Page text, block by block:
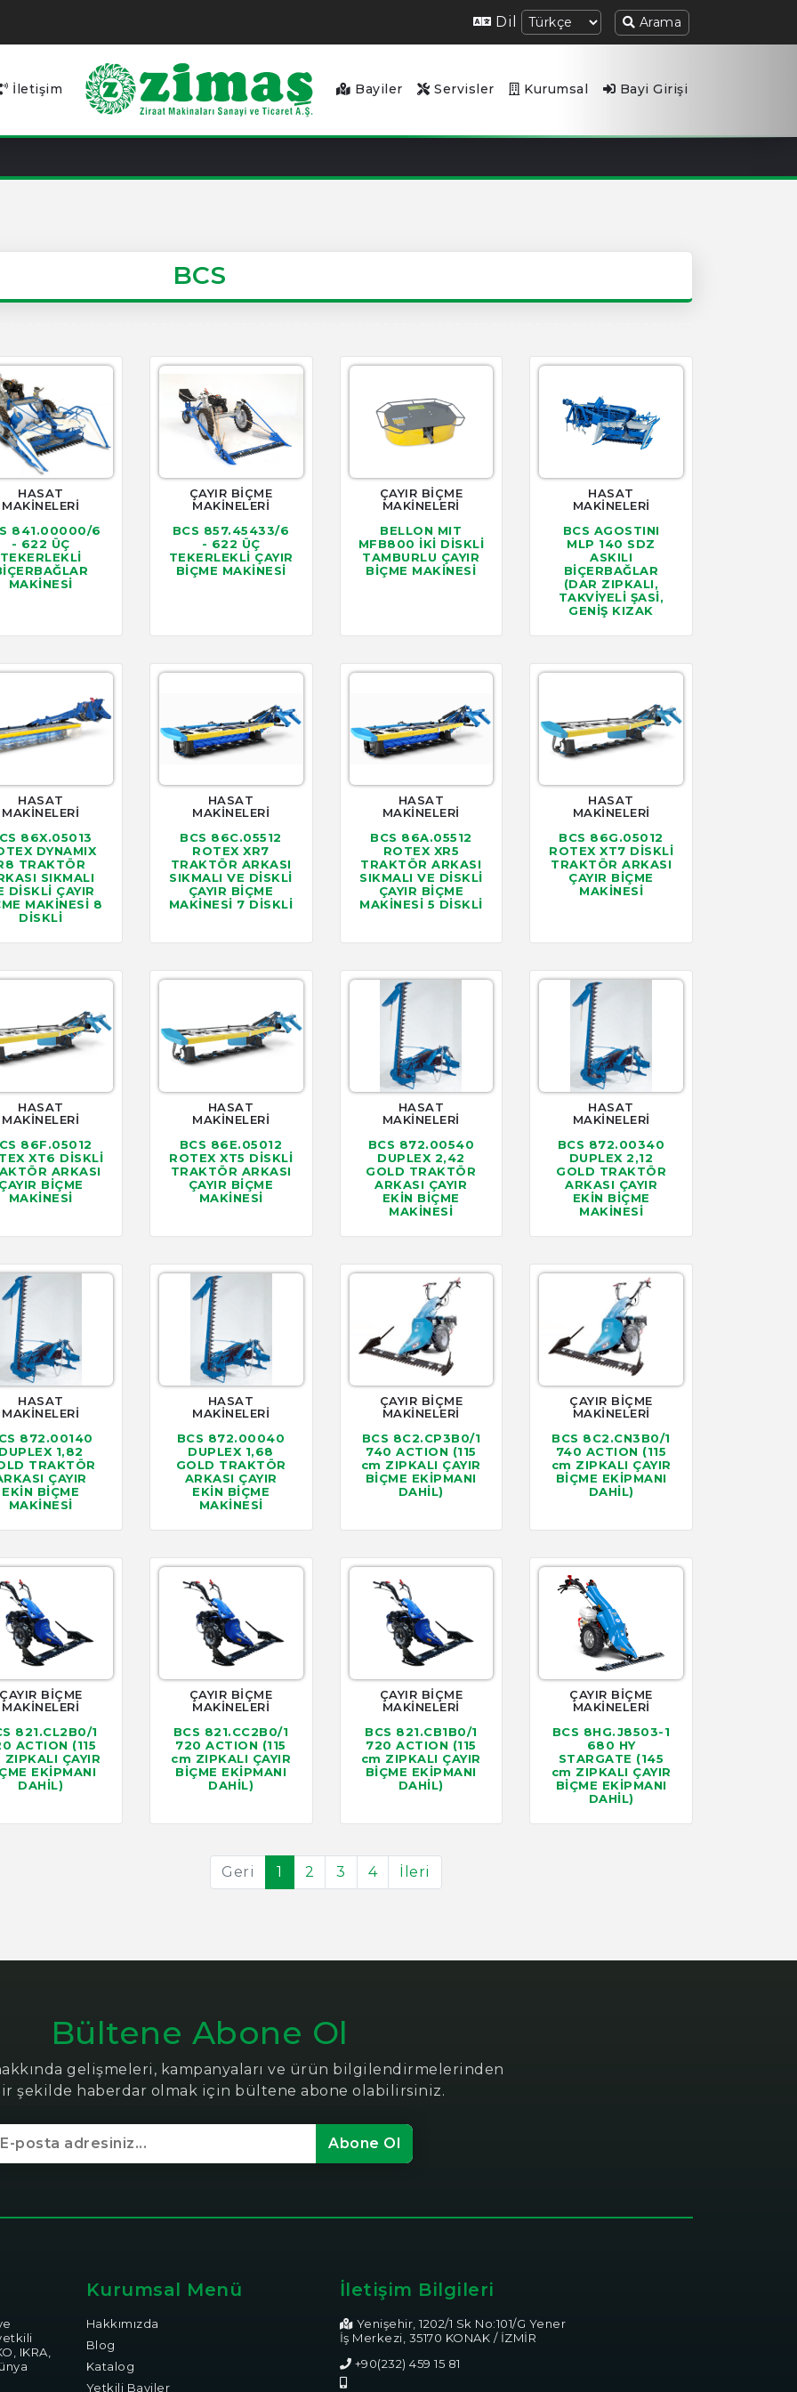
Dil Arama
İletişim Bayiler Servisler Kurumsal Bayi Girişi
BCS
HASAT
MAKİNELERİ
841.00000/6
- 622 ÜÇ
TEKERLEKLİ
MAKİNESİ
ÇAYIR BİÇME
MAKİNELERİ
BCS 857.45433/6
- 622 ÜÇ
TEKERLEKLİ ÇAYIR
BİÇME MAKİNESİ
ÇAYIR BİÇME
MAKİNELERİ
BELLON MIT
MFB800 İKİ DİSKLİ
TAMBURLU ÇAYIR
BİÇME MAKİNESİ
HASAT
MAKİNELERİ
BCS AGOSTINI
MLP 140 SDZ
ASKILI
BİÇERBAĞLAR
(DAR ZIPKALI,
TAKVİYELİ ŞASİ,
GENİŞ KIZAK
HASAT
MAKİNELERİ
86X.05013
DYNAMIX
TRAKTÖR
SIKMALI
DİSKLİ ÇAYIR
MAKİNESİ 8
DİSKLİ
HASAT
MAKİNELERİ
BCS 86C.05512
ROTEX XR7
TRAKTÖR ARKASI
SIKMALI VE DİSKLİ
ÇAYIR BİÇME
MAKİNESİ 7 DİSKLİ
HASAT
MAKİNELERİ
BCS 86A.05512
ROTEX XR5
TRAKTÖR ARKASI
SIKMALI VE DİSKLİ
ÇAYIR BİÇME
MAKİNESİ 5 DİSKLİ
HASAT
MAKİNELERİ
BCS 86G.05012
ROTEX XT7 DİSKLİ
TRAKTÖR ARKASI
ÇAYIR BİÇME
MAKİNESİ
HASAT
MAKİNELERİ
86F.05012
XT6 DİSKLİ
ARKASI
BİÇME
MAKİNESİ
HASAT
MAKİNELERİ
BCS 86E.05012
ROTEX XT5 DİSKLİ
TRAKTÖR ARKASI
ÇAYIR BİÇME
MAKİNESİ
HASAT
MAKİNELERİ
BCS 872.00540
DUPLEX 2,42
GOLD TRAKTÖR
ARKASI ÇAYIR
EKİN BİÇME
MAKİNESİ
HASAT
MAKİNELERİ
BCS 872.00340
DUPLEX 2,12
GOLD TRAKTÖR
ARKASI ÇAYIR
EKİN BİÇME
MAKİNESİ
HASAT
MAKİNELERİ
872.00140
1,82
TRAKTÖR
ÇAYIR
EKİN BİÇME
MAKİNESİ
HASAT
MAKİNELERİ
BCS 872.00040
DUPLEX 1,68
GOLD TRAKTÖR
ARKASI ÇAYIR
EKİN BİÇME
MAKİNESİ
ÇAYIR BİÇME
MAKİNELERİ
BCS 8C2.CP3B0/1
740 ACTION (115
cm ZIPKALI ÇAYIR
BİÇME EKİPMANI
DAHİL)
ÇAYIR BİÇME
MAKİNELERİ
BCS 8C2.CN3B0/1
740 ACTION (115
cm ZIPKALI ÇAYIR
BİÇME EKİPMANI
DAHİL)
ÇAYIR BİÇME
MAKİNELERİ
821.CL2B0/1
ACTION (115
ZIPKALI ÇAYIR
EKİPMANI
DAHİL)
ÇAYIR BİÇME
MAKİNELERİ
BCS 821.CC2B0/1
720 ACTION (115
cm ZIPKALI ÇAYIR
BİÇME EKİPMANI
DAHİL)
ÇAYIR BİÇME
MAKİNELERİ
BCS 821.CB1B0/1
720 ACTION (115
cm ZIPKALI ÇAYIR
BİÇME EKİPMANI
DAHİL)
ÇAYIR BİÇME
MAKİNELERİ
BCS 8HG.J8503-1
680 HY
STARGATE (145
cm ZIPKALI ÇAYIR
BİÇME EKİPMANI
DAHİL)
Geri 1 2 3 4 İleri
Bültene Abone Ol
gelişmeleri, kampanyaları ve ürün bilgilendirmelerinden
şekilde haberdar olmak için bültene abone olabilirsiniz.
Abone Ol
IKRA,
Kurumsal Menü
Hakkımızda
Blog
Katalog
Yetkili Bayiler
İletişim Bilgileri
Yenişehir, 1202/1 Sk No:101/G Yener
İş Merkezi, 35170 KONAK / İZMİR
+90(232) 459 15 81